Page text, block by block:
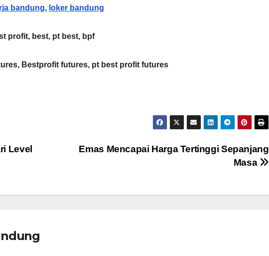
bandung, loker bandung
profit, best, pt best, bpf
Bestprofit futures, pt best profit futures
Emas Mencapai Harga Tertinggi Sepanjang
Masa
Level